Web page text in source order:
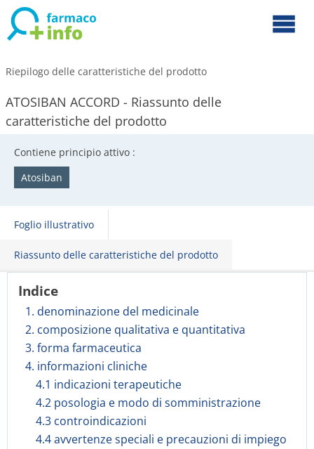
Riepilogo delle caratteristiche del prodotto
ATOSIBAN ACCORD - Riassunto delle
caratteristiche del prodotto
Contiene principio attivo :
Atosiban
Foglio illustrativo
Riassunto delle caratteristiche del prodotto
Indice
1. denominazione del medicinale
2. composizione qualitativa e quantitativa
3. forma farmaceutica
4. informazioni cliniche
4.1 indicazioni terapeutiche
4.2 posologia e modo di somministrazione
4.3 controindicazioni
4.4 avvertenze speciali e precauzioni di impiego